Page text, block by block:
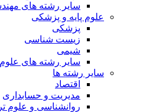
سایر رشته های مهندسی
علوم پایه و پزشکی
پزشکی
زیست شناسی
شیمی
سایر رشته های علوم پایه
سایر رشته ها
اقتصاد
مدیریت و حسابداری
روانشناسی و علوم تربیتی